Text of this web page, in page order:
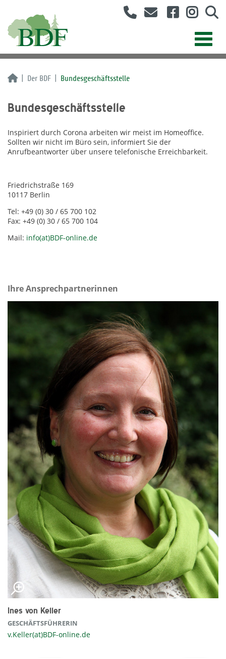
Der BDF Bundesgeschäftsstelle
Bundesgeschäftsstelle
Inspiriert durch Corona arbeiten wir meist im Homeoffice.
Sollten wir nicht im Büro sein, informiert Sie der
Anrufbeantworter über unsere telefonische Erreichbarkeit.
Friedrichstraße 169
10117 Berlin
Tel: +49 (0) 30 / 65 700 102
Fax: +49 (0) 30 / 65 700 104
Mail: info(at)BDF-online.de
Ihre Ansprechpartnerinnen
Ines von Keller
GESCHÄFTSFÜHRERIN
v.Keller(at)BDF-online.de